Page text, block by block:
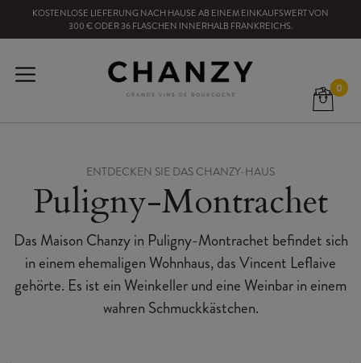
KOSTENLOSE LIEFERUNG NACH HAUSEAB EINEM EINKAUFSWERT VON
300€ ODER36FLASCHEN INNERHALB FRANKREICHS.
0
ENTDECKEN SIE DAS CHANZY-HAUS
Puligny-Montrachet
Das Maison Chanzy in Puligny-Montrachet befindet sich
in einem ehemaligen Wohnhaus, das Vincent Leflaive
gehörte. Es ist ein Weinkeller und eine Weinbar in einem
wahren Schmuckkästchen.